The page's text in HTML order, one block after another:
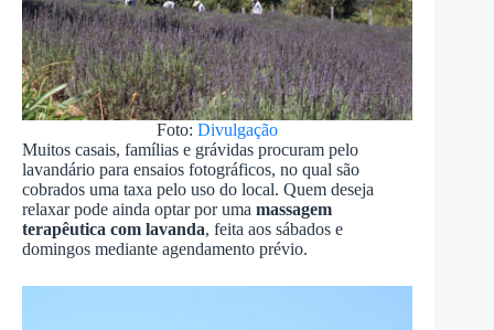
Foto:Divulgação
Muitos casais, famílias e grávidas procuram pelo
lavandário para ensaios fotográficos, no qual são
cobrados uma taxa pelo uso do local. Quem deseja
relaxar pode ainda optar por uma massagem
terapêutica com lavanda, feita aos sábados e
domingos mediante agendamento prévio.